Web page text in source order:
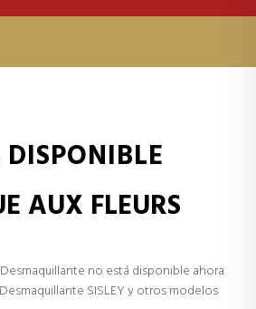
AUX FLEURS
no está disponible ahora
SISLEY y otros modelos